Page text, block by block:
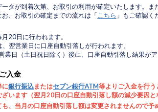
タが到着次第、お取引の利用が確定いたします。
、お取引の確定までの流れは「 こちら 」もご確認く
20日に行われます。
翌営業日に口座自動引落しが行われます。
日（土日祝日除く）後に、口座自動引落し結果がア
入金
に銀行振込またはセブン銀行ATM等よりご入金を行
います（翌月20日の口座自動引落し額の減少要因と
、当月の口座自動引落し額は変更されませんので予